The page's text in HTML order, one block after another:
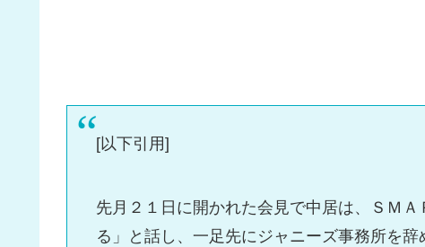
[以下引用]
先月２１日に開かれた会見で中居は、ＳＭ
る」と話し、一足先にジャニーズ事務所を